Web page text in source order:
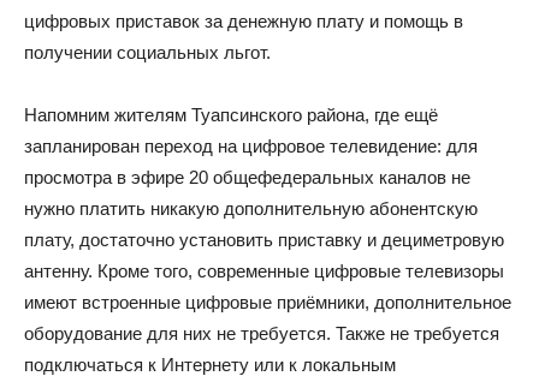
цифровых приставок за денежную плату и помощь в
получении социальных льгот.
Напомним жителям Туапсинского района, где ещё
запланирован переход на цифровое телевидение: для
просмотра в эфире 20 общефедеральных каналов не
нужно платить никакую дополнительную абонентскую
плату, достаточно установить приставку и дециметровую
антенну. Кроме того, современные цифровые телевизоры
имеют встроенные цифровые приёмники, дополнительное
оборудование для них не требуется. Также не требуется
подключаться к Интернету или к локальным